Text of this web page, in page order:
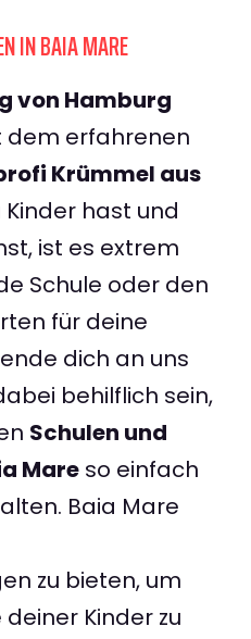
IN BAIA MARE
von Hamburg
dem erfahrenen
Krümmel aus
Kinder hast und
ist es extrem
Schule oder den
für deine
dich an uns
behilflich sein,
Schulen und
Mare so einfach
Baia Mare
zu bieten, um
Kinder zu